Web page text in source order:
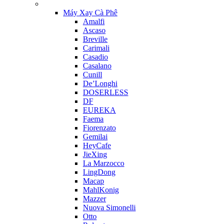
Máy Xay Cà Phê
Amalfi
Ascaso
Breville
Carimali
Casadio
Casalano
Cunill
De’Longhi
DOSERLESS
DF
EUREKA
Faema
Fiorenzato
Gemilai
HeyCafe
JieXing
La Marzocco
LingDong
Macap
MahlKonig
Mazzer
Nuova Simonelli
Otto